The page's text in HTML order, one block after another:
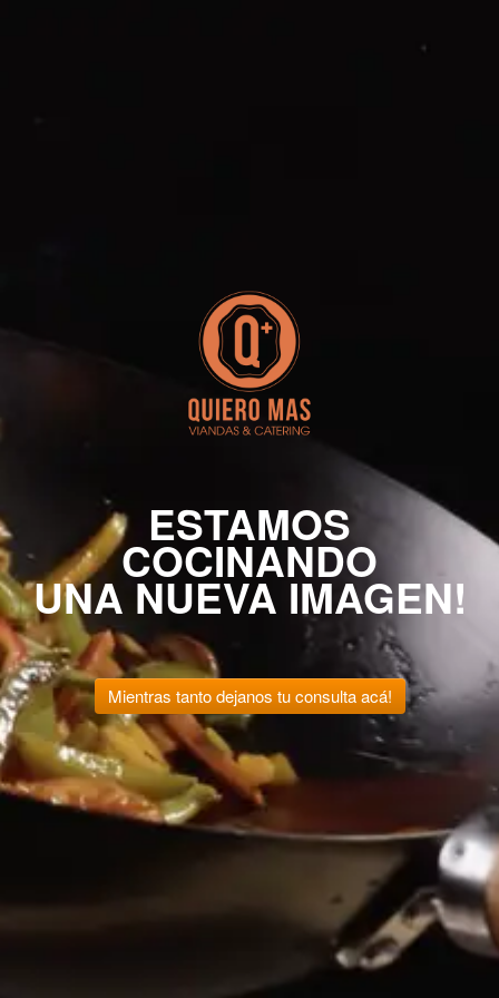
ESTAMOS
COCINANDO
UNA NUEVA IMAGEN!
Mientras tanto dejanos tu consulta acá!